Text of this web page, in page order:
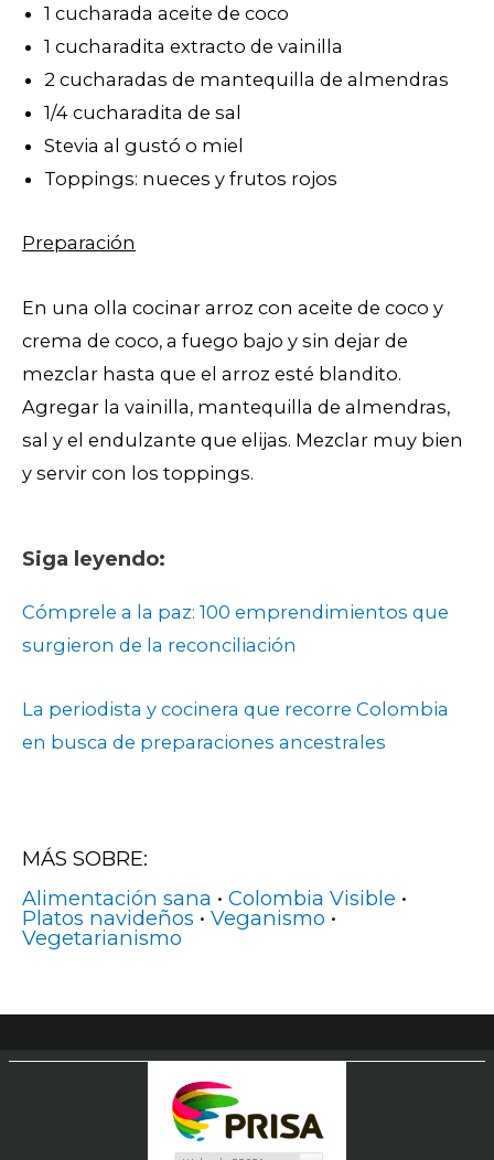
1 cucharada aceite de coco
1 cucharadita extracto de vainilla
2 cucharadas de mantequilla de almendras
1/4 cucharadita de sal
Stevia al gustó o miel
Toppings: nueces y frutos rojos
Preparación
En una olla cocinar arroz con aceite de coco y
crema de coco, a fuego bajo y sin dejar de
mezclar hasta que el arroz esté blandito.
Agregar la vainilla, mantequilla de almendras,
sal y el endulzante que elijas. Mezclar muy bien
y servir con los toppings.
Siga leyendo:
Cómprele a la paz: 100 emprendimientos que
surgieron de la reconciliación
La periodista y cocinera que recorre Colombia
en busca de preparaciones ancestrales
MÁS SOBRE:
Alimentación sana • Colombia Visible •
Platos navideños • Veganismo •
Vegetarianismo